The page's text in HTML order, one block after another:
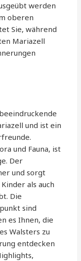
werden
oberen
Sie, während
Mariazell
und ist ein
und Fauna, ist
Der
und sorgt
als auch
Die
sind
es Ihnen, die
Walsters zu
entdecken